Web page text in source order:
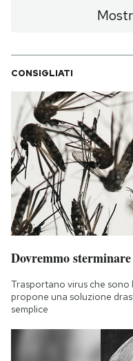
CONSIGLIATI
Dovremmo
Trasportano virus che sono
propone una soluzione
semplice